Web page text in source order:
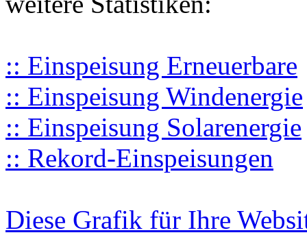
:: Einspeisung Erneuerbare
:: Einspeisung Windenergie
:: Einspeisung Solarenergie
:: Rekord-Einspeisungen
Diese Grafik für Ihre